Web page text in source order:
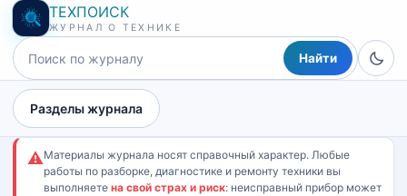
ТЕХПОИСК
ЖУРНАЛ О ТЕХНИКЕ
Найти
Разделы журнала
⚠Материалы журнала носят справочный характер. Любые
работы по разборке, диагностике и ремонту техники вы
выполняете на свой страх и риск: неисправный прибор может